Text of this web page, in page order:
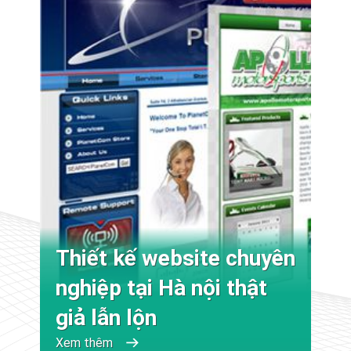
Thiết kế website chuyên
nghiệp tại Hà nội thật
giả lẫn lộn
Xem thêm